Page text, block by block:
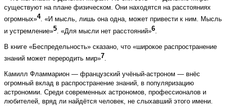
существуют на плане физическом. Они находятся на расстояниях
огромных»4. «И мысль, лишь она одна, может привести к ним. Мысль
и устремление»5. «Для мысли нет расстояний»6.
В книге «Беспредельность» сказано, что «широкое распространение
знаний может переродить мир»7.
Камилл Фламмарион — французский учёный-астроном — внёс
огромный вклад в распространение знаний, в популяризацию
астрономии. Среди современных астрономов, профессионалов и
любителей, вряд ли найдётся человек, не слыхавший этого имени.